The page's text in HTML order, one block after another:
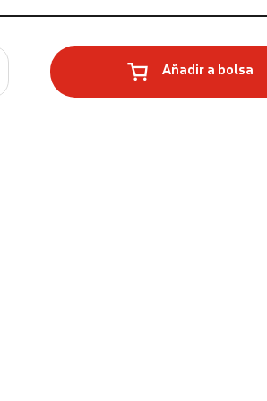
Añadir a bolsa